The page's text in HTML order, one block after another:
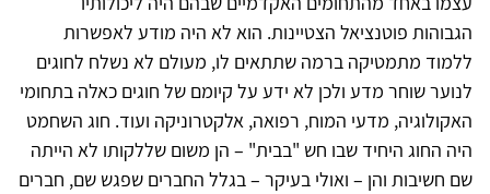
הגבוהות פוטנציאל הצטיינות. הוא לא היה מודע לאפשרות
ללמוד מתמטיקה ברמה שתתאים לו, מעולם לא נשלח לחוגים
לנוער שוחר מדע ולכן לא ידע על קיומם של חוגים כאלה בתחומי
האקולוגיה, מדעי המוח, רפואה, אלקטרוניקה ועוד. חוג השחמט
היה החוג היחיד שבו חש "בבית" – הן משום שללקותו לא הייתה
שם חשיבות והן – ואולי בעיקר – בגלל החברים שפגש שם, חברים